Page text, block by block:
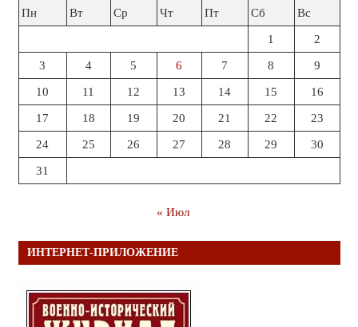
Пн
Вт Ср Чт Пт Сб Вс
1 2
3 4 5 6 7 8 9
10 11 12 13 14 15 16
17 18 19 20 21 22 23
24 25 26 27 28 29 30
31
« Июл
ИНТЕРНЕТ-ПРИЛОЖЕНИЕ